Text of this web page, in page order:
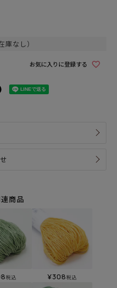
庫なし）
お気に入りに登録する
商品
税込 ¥308税込